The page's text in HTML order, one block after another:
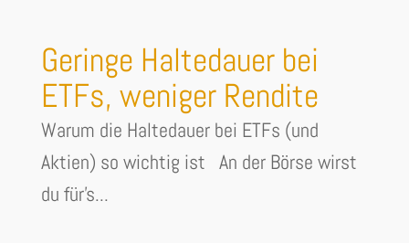
Geringe Haltedauer bei
ETFs, weniger Rendite
Warum die Haltedauer bei ETFs (und
Aktien) so wichtig ist An der Börse wirst
du für's...